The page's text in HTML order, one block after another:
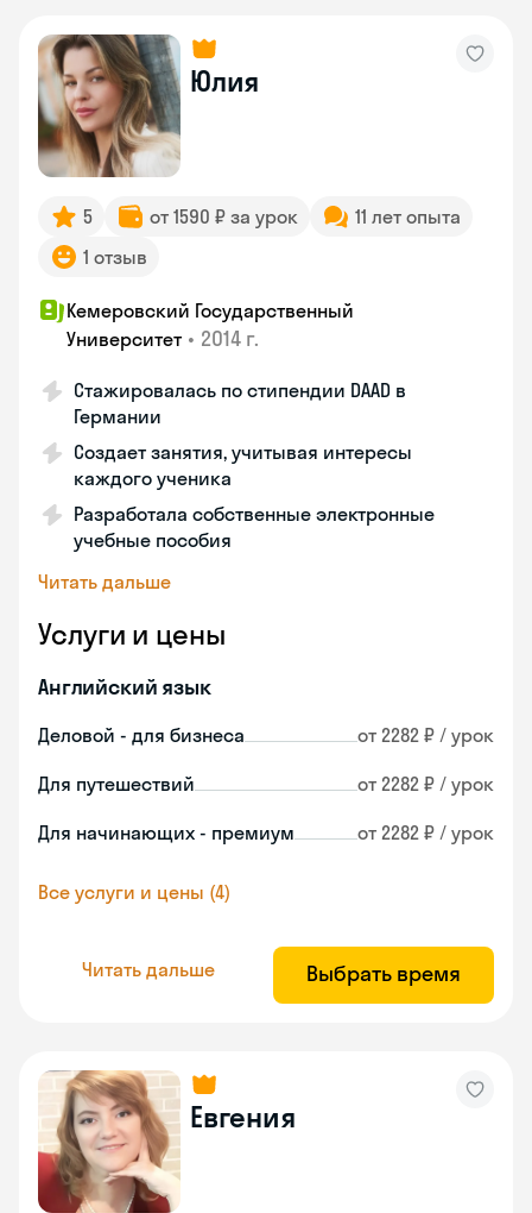
Юлия
5 от 1590 ₽ за урок
11 лет опыта
1 отзыв
Кемеровский Государственный
Университет • 2014 г.
Стажировалась по стипендии DAAD в
Германии
Создает занятия, учитывая интересы
каждого ученика
Разработала собственные электронные
учебные пособия
Читать дальше
Услуги и цены
Английский язык
Деловой - для бизнеса от 2282 ₽ / урок
Для путешествий от 2282 ₽ / урок
Для начинающих - премиум от 2282 ₽ / урок
Все услуги и цены (4)
Читать дальше Выбрать время
Евгения